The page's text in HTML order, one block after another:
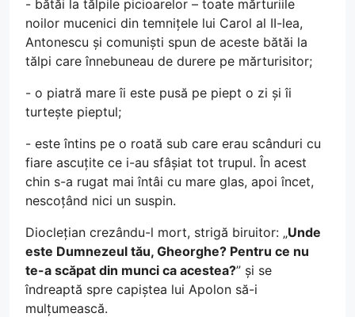
- bătăi la tălpile picioarelor – toate mărturiile
noilor mucenici din temnițele lui Carol al II-lea,
Antonescu și comuniști spun de aceste bătăi la
tălpi care înnebuneau de durere pe mărturisitor;
- o piatră mare îi este pusă pe piept o zi și îi
turtește pieptul;
- este întins pe o roată sub care erau scânduri cu
fiare ascuțite ce i-au sfâșiat tot trupul. În acest
chin s-a rugat mai întâi cu mare glas, apoi încet,
nescoțând nici un suspin.
Dioclețian crezându-l mort, strigă biruitor: „Unde
este Dumnezeul tău, Gheorghe? Pentru ce nu
te-a scăpat din munci ca acestea?” și se
îndreaptă spre capiștea lui Apolon să-i
mulțumească.